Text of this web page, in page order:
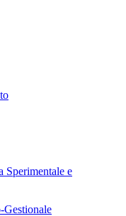
Sperimentale e
Gestionale